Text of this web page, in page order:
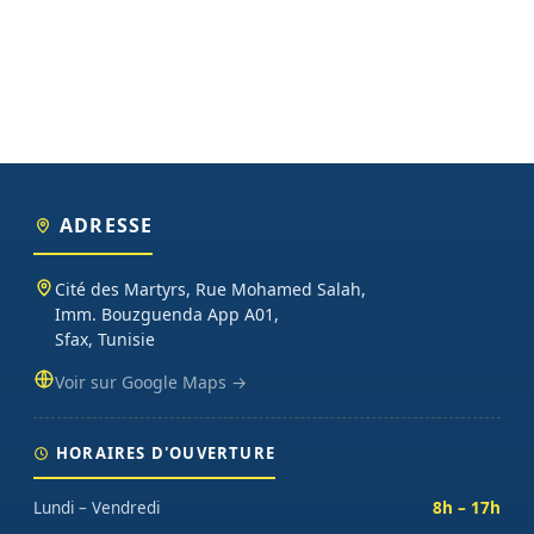
ADRESSE
Cité des Martyrs, Rue Mohamed Salah,
Imm. Bouzguenda App A01,
Sfax, Tunisie
Voir sur Google Maps →
HORAIRES D'OUVERTURE
Lundi – Vendredi
8h – 17h